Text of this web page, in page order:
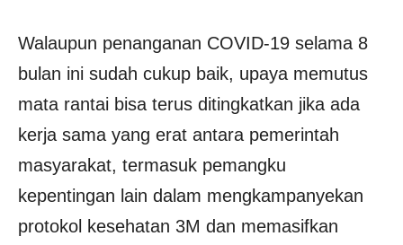
Walaupun penanganan COVID-19 selama 8
bulan ini sudah cukup baik, upaya memutus
mata rantai bisa terus ditingkatkan jika ada
kerja sama yang erat antara pemerintah
masyarakat, termasuk pemangku
kepentingan lain dalam mengkampanyekan
protokol kesehatan 3M dan memasifkan